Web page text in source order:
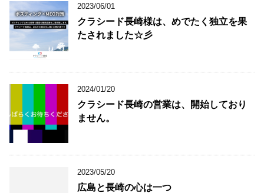
2023/06/01
クラシード長崎様は、めでたく独立を果
たされました☆彡
2024/01/20
クラシード長崎の営業は、開始しており
ません。
2023/05/20
広島と長崎の心は一つ